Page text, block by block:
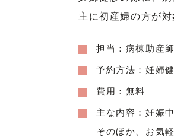
主に初産婦の方が対
担当：病棟助産師
予約方法：妊婦
費用：無料
主な内容：妊娠
そのほか、お気